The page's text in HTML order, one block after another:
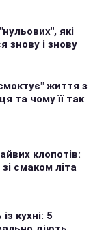
які
знову і знову
життя з
та чому її так
клопотів:
смаком літа
кухні: 5